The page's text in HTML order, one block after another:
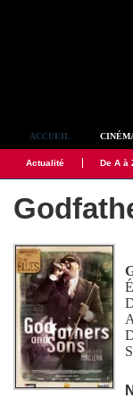
ACCUEIL
Actualité De A à